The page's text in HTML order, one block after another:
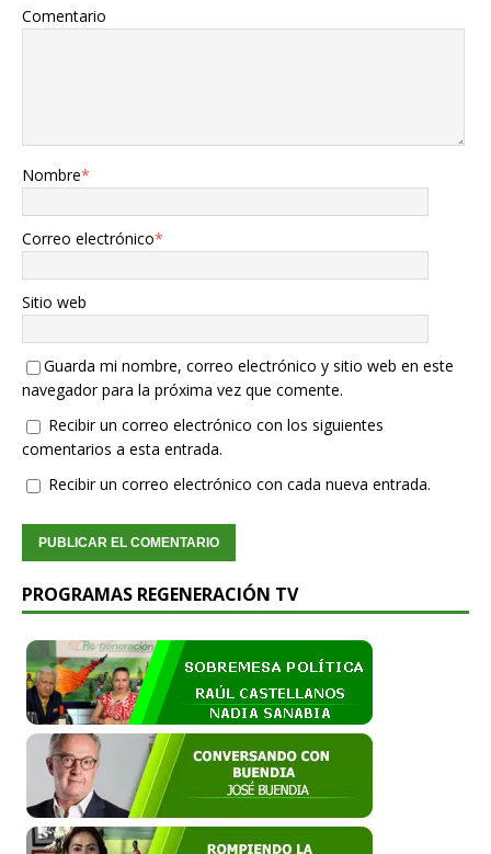
Comentario
Nombre*
Correo electrónico*
Sitio web
Guarda mi nombre, correo electrónico y sitio web en este
navegador para la próxima vez que comente.
Recibir un correo electrónico con los siguientes
comentarios a esta entrada.
Recibir un correo electrónico con cada nueva entrada.
PROGRAMAS REGENERACIÓN TV